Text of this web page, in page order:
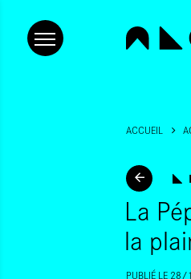
ACCUEIL
La
la
PUBLIÉ LE